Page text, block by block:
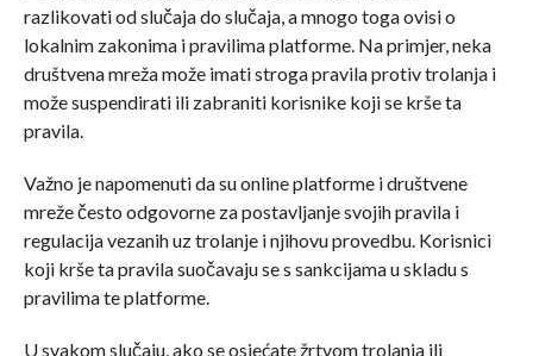
razlikovati od slučaja do slučaja, a mnogo toga ovisi o
lokalnim zakonima i pravilima platforme. Na primjer, neka
društvena mreža može imati stroga pravila protiv trolanja i
može suspendirati ili zabraniti korisnike koji se krše ta
pravila.
Važno je napomenuti da su online platforme i društvene
mreže često odgovorne za postavljanje svojih pravila i
regulacija vezanih uz trolanje i njihovu provedbu. Korisnici
koji krše ta pravila suočavaju se s sankcijama u skladu s
pravilima te platforme.
U svakom slučaju, ako se osjećate žrtvom trolanja ili